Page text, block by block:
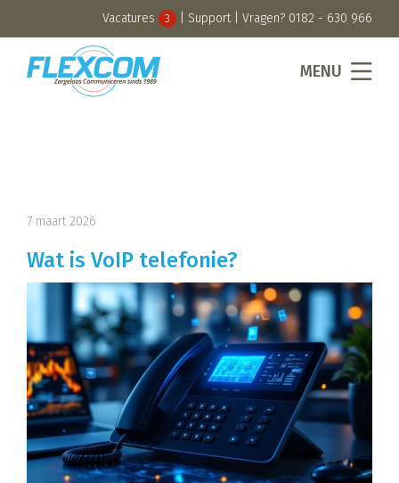
Vacatures 3 Support| Vragen? 0182 - 630 966
MENU
7 maart 2026
Wat is VoIP telefonie?